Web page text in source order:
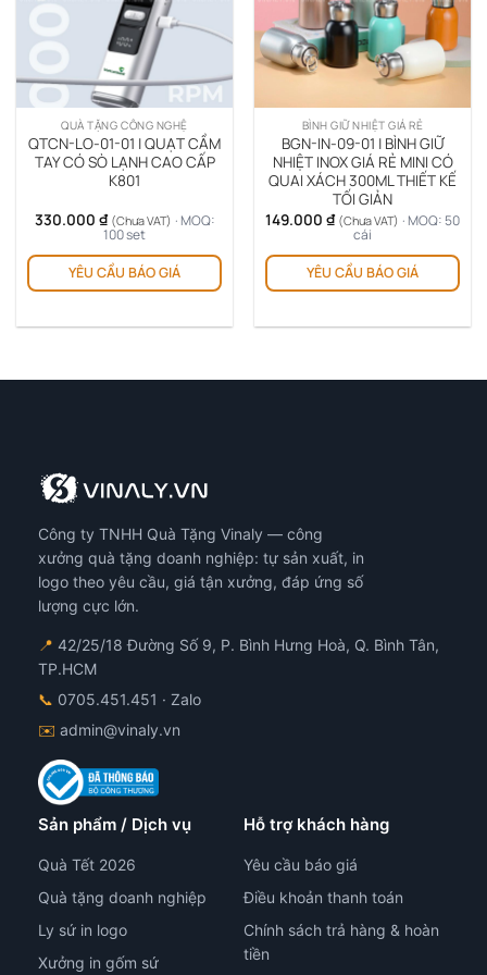
QUÀ TẶNG CÔNG NGHỆ
QTCN-LO-01-01 | QUẠT CẦM
TAY CÓ SÒ LẠNH CAO CẤP
K801
330.000 ₫ (Chưa VAT) · MOQ:
100 set
YÊU CẦU BÁO GIÁ
BÌNH GIỮ NHIỆT GIÁ RẺ
BGN-IN-09-01 | BÌNH GIỮ
NHIỆT INOX GIÁ RẺ MINI CÓ
QUAI XÁCH 300ML THIẾT KẾ
TỐI GIẢN
149.000 ₫ (Chưa VAT) · MOQ: 50
cái
YÊU CẦU BÁO GIÁ
Công ty TNHH Quà Tặng Vinaly — công
xưởng quà tặng doanh nghiệp: tự sản xuất, in
logo theo yêu cầu, giá tận xưởng, đáp ứng số
lượng cực lớn.
📍 42/25/18 Đường Số 9, P. Bình Hưng Hoà, Q. Bình Tân,
TP.HCM
📞 0705.451.451 · Zalo
✉️ admin@vinaly.vn
Sản phẩm / Dịch vụ
Quà Tết 2026
Quà tặng doanh nghiệp
Ly sứ in logo
Xưởng in gốm sứ
Hỗ trợ khách hàng
Yêu cầu báo giá
Điều khoản thanh toán
Chính sách trả hàng & hoàn
tiền